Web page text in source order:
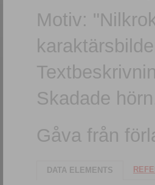
Motiv:
Skadade
Gåva från
DATA ELEMENTS